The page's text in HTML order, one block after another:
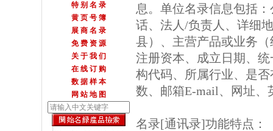
特 别 名 录
黄 页 号 簿
展 商 名 录
免 费 资 源
关 于 我 们
在 线 订 购
数 据 样 本
网 站 地 图
息。单位名录信息包括
话、法人/负责人、详细
县）、主营产品或业务
注册资本、成立日期、
构代码、所属行业、是
数、邮箱E-mail、网址、
名录[通讯录]功能特点：